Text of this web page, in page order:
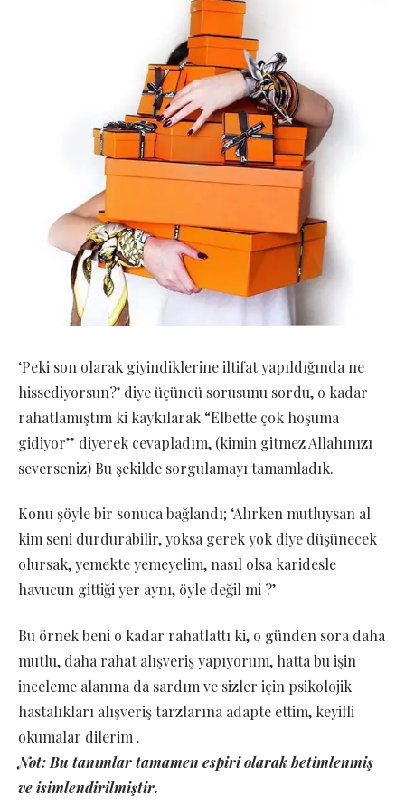
‘Peki son olarak giyindiklerine iltifat yapıldığında ne
hissediyorsun?’ diye üçüncü sorusunu sordu, o kadar
rahatlamıştım ki kaykılarak “Elbette çok hoşuma
gidiyor” diyerek cevapladım, (kimin gitmez Allahınızı
severseniz) Bu şekilde sorgulamayı tamamladık.
Konu şöyle bir sonuca bağlandı; ‘Alırken mutluysan al
kim seni durdurabilir, yoksa gerek yok diye düşünecek
olursak, yemekte yemeyelim, nasıl olsa karidesle
havucun gittiği yer aynı, öyle değil mi ?’
Bu örnek beni o kadar rahatlattı ki, o günden sora daha
mutlu, daha rahat alışveriş yapıyorum, hatta bu işin
inceleme alanına da sardım ve sizler için psikolojik
hastalıkları alışveriş tarzlarına adapte ettim, keyifli
okumalar dilerim .
Not: Bu tanımlar tamamen espiri olarak betimlenmiş
ve isimlendirilmiştir.